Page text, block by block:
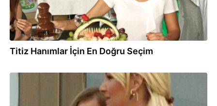
Titiz Hanımlar İçin En Doğru Seçim